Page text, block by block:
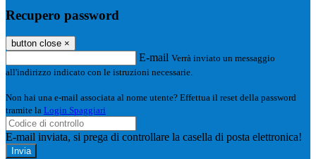
Recupero password
button close ×
E-mail Verrà inviato un messaggio
all'indirizzo indicato con le istruzioni necessarie.
Non hai una e-mail associata al nome utente? Effettua il reset della password
tramite la Login Spaggiari
E-mail inviata, si prega di controllare la casella di posta elettronica!